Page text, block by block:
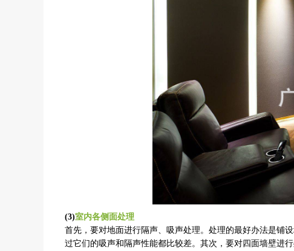
(3)室内各侧面处理
首先，要对地面进行隔声、吸声处理。处理的最好办法是铺
过它们的吸声和隔声性能都比较差。其次，要对四面墙壁进